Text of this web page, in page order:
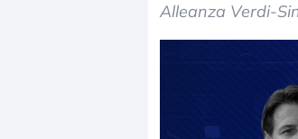
Alleanza Verdi-